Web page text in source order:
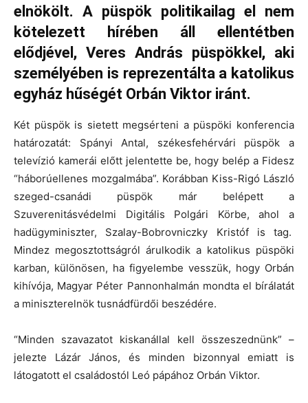
elnökölt. A püspök politikailag el nem
kötelezett hírében áll ellentétben
elődjével, Veres András püspökkel, aki
személyében is reprezentálta a katolikus
egyház hűségét Orbán Viktor iránt.
Két püspök is sietett megsérteni a püspöki konferencia
határozatát: Spányi Antal, székesfehérvári püspök a
televízió kamerái előtt jelentette be, hogy belép a Fidesz
“háborúellenes mozgalmába”. Korábban Kiss-Rigó László
szeged-csanádi püspök már belépett a
Szuverenitásvédelmi Digitális Polgári Körbe, ahol a
hadügyminiszter, Szalay-Bobrovniczky Kristóf is tag.
Mindez megosztottságról árulkodik a katolikus püspöki
karban, különösen, ha figyelembe vesszük, hogy Orbán
kihívója, Magyar Péter Pannonhalmán mondta el bírálatát
a miniszterelnök tusnádfürdői beszédére.
“Minden szavazatot kiskanállal kell összeszednünk” –
jelezte Lázár János, és minden bizonnyal emiatt is
látogatott el családostól Leó pápához Orbán Viktor.